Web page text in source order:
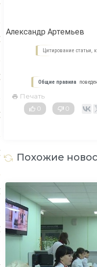
Александр Артемьев
Цитирование статьи,
Общие правила
Печать
0
0
Похожие